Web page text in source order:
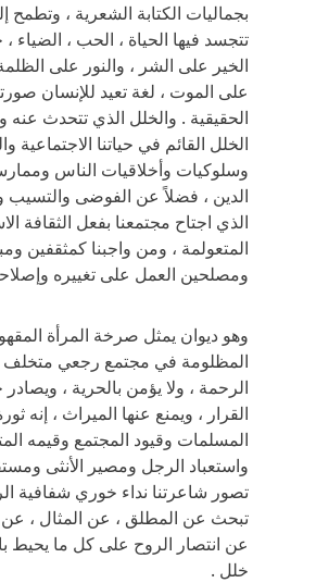
بجماليات الكتابة الشعرية ، وتطمح
تتجسد فيها الحياة ، الحب ، الضياء
الخير على الشر ، والنور على
على الموت ، لغة تعيد للإنسان
الحقيقية . والخلل الذي تتحدث عنه
الخلل القائم في حياتنا الاجتماعية
وسلوكيات وأخلاقيات الناس
الدين ، فضلاً عن الفوضى والتسيب
الذي اجتاح مجتمعنا بفعل الثقافة
المتعولمة ، ومن واجبنا كمثقفين
ومصلحين العمل على تغييره
وهو ديوان يمثل صرخة المرأة
المظلومة في مجتمع رجعي متخلف
الرحمة ، ولا يؤمن بالحرية ، ويصادر
القرار ، ويمنع عنها الميراث ، إنه
المسلمات وقيود المجتمع وقيمه
واستعباد الرجل ومصير الأنثى
تصور شاعرتنا نداء خوري شفافية
تبحث عن المطلق ، عن المثال ، عن
عن انتصار الروح على كل ما يحيط
خلل .